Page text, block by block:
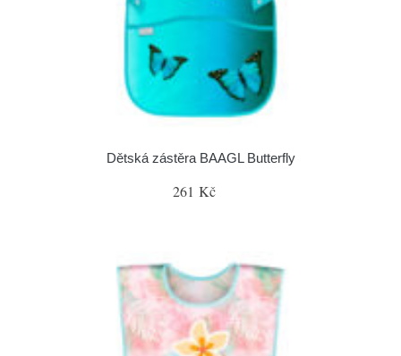
Dětská zástěra BAAGL Butterfly
261 Kč